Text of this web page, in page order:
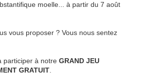
moelle... à partir du 7 août
vous proposer ? Vous nous sentez
participer à notre GRAND JEU
GRATUIT